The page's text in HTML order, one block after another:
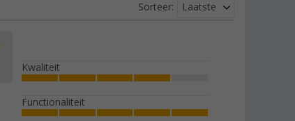
Sorteer: Laatste
Kwaliteit
Functionaliteit